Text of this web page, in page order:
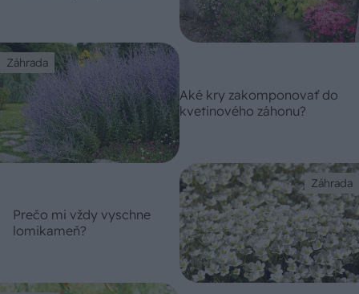
Záhrada
Aké kry zakomponovať do
kvetinového záhonu?
Záhrada
Prečo mi vždy vyschne
lomikameň?